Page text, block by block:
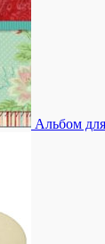
Альбом